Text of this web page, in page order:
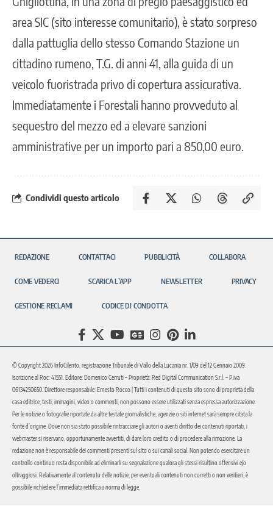
area SIC (sito interesse comunitario), è stato sorpreso
dalla pattuglia dello stesso Comando Stazione un
cittadino rumeno, T.G. di anni 41, alla guida di un
veicolo fuoristrada privo di copertura assicurativa.
Immediatamente i Forestali hanno provveduto al
sequestro del mezzo ed a elevare sanzioni
amministrative per un importo pari a 850,00 euro.
Condividi questo articolo
REDAZIONE CONTATTACI PUBBLICITÀ COLLABORA
COME VEDERCI SCARICA L’APP NEWSLETTER PRIVACY
GESTIONE RECLAMI CODICE DI CONDOTTA
© Copyright 2026 InfoCilento, registrazione Tribunale di Vallo della Lucania nr. 1/09 del 12 Gennaio 2009.
Iscrizione al Roc: 41551. Editore: Domenico Cerruti – Proprietà: Red Digital Communication S.r.l. – P.iva
06134250650. Direttore responsabile: Ernesto Rocco | Tutti i contenuti di questo sito sono di proprietà della
casa editrice, testi, immagini, video o commenti, non possono essere utilizzati senza espressa autorizzazione.
Per le notizie o fotografie riportate da altre testate giornalistiche, agenzie o siti internet sarà sempre citata la
fonte d’origine. Dove non sia stato possibile rintracciare gli autori o aventi diritto dei contenuti riportati, i
webmaster si riservano, opportunamente avvertiti, di dare loro credito o di procedere alla rimozione. La
redazione non è responsabile dei commenti presenti sul sito o sui canali social. Non potendo esercitare un
controllo continuo resta disponibile ad eliminarli su segnalazione qualora gli stessi risultino offensivi e/o
oltraggiosi. Relativamente al contenuto delle notizie, per eventuali contenuti non corretti o non veritieri, è
possibile richiedere l’immediata rettifica a norma di legge.